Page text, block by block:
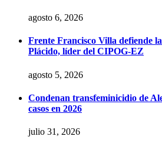
agosto 6, 2026
Frente Francisco Villa defiende
Plácido, líder del CIPOG-EZ
agosto 5, 2026
Condenan transfeminicidio de
casos en 2026
julio 31, 2026